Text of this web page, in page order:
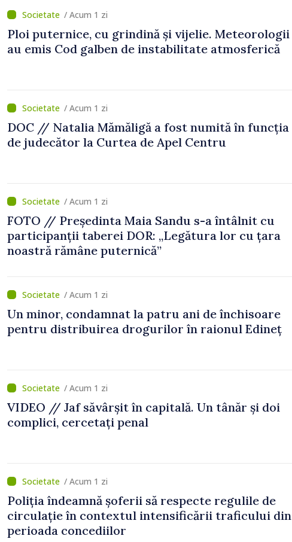
/ Acum 1 zi
Ploi puternice, cu grindină și vijelie. Meteorologii
au emis Cod galben de instabilitate atmosferică
/ Acum 1 zi
DOC // Natalia Mămăligă a fost numită în funcția
de judecător la Curtea de Apel Centru
/ Acum 1 zi
FOTO // Președinta Maia Sandu s-a întâlnit cu
participanții taberei DOR: „Legătura lor cu țara
noastră rămâne puternică”
/ Acum 1 zi
Un minor, condamnat la patru ani de închisoare
pentru distribuirea drogurilor în raionul Edineț
/ Acum 1 zi
VIDEO // Jaf săvârșit în capitală. Un tânăr și doi
complici, cercetați penal
/ Acum 1 zi
Poliția îndeamnă șoferii să respecte regulile de
circulație în contextul intensificării traficului din
perioada concediilor